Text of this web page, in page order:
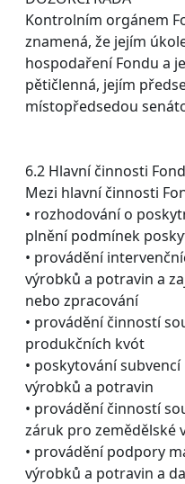
Kontrolním orgánem
znamená, že jejím
hospodaření Fondu a
pětičlenná, jejím
místopředsedou
6.2 Hlavní činnosti
Mezi hlavní činnosti
• rozhodování o
plnění podmínek
• provádění
výrobků a potravin a
nebo zpracování
• provádění činností
produkčních kvót
• poskytování
výrobků a potravin
• provádění činností
záruk pro
• provádění podpory
výrobků a potravin a